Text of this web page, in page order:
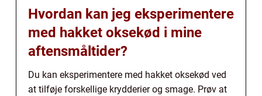
Hvordan kan jeg eksperimentere
med hakket oksekød i mine
aftensmåltider?
Du kan eksperimentere med hakket oksekød ved
at tilføje forskellige krydderier og smage. Prøv at